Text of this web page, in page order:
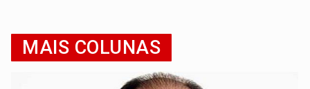
MAIS COLUNAS